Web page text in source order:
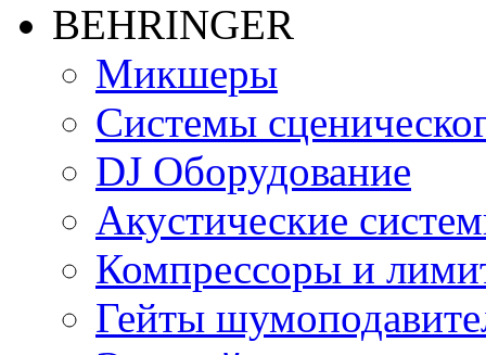
BEHRINGER
Микшеры
Системы
DJ Оборудование
Акустические
Компрессоры и
Гейты